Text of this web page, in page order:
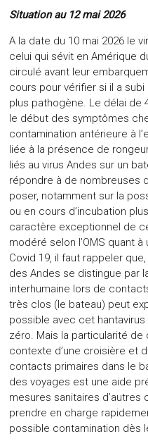
Situation au 12 mai 2026
A la date du 10 mai 2026 le
celui qui sévit en Amérique
circulé avant leur
cours pour vérifier si il a
plus pathogène. Le délai de
le début des symptômes
contamination antérieure à
liée à la présence de
liés au virus Andes sur un
répondre à de nombreuses
poser, notamment sur la
ou en cours d’incubation
caractère exceptionnel de
modéré selon l’OMS quant
Covid 19, il faut rappeler
des Andes se distingue par
interhumaine lors de
très clos (le bateau) peut
possible avec cet
zéro. Mais la particularité
contexte d’une croisière et
contacts primaires dans le
des voyages est une aide
mesures sanitaires
prendre en charge
possible contamination dès